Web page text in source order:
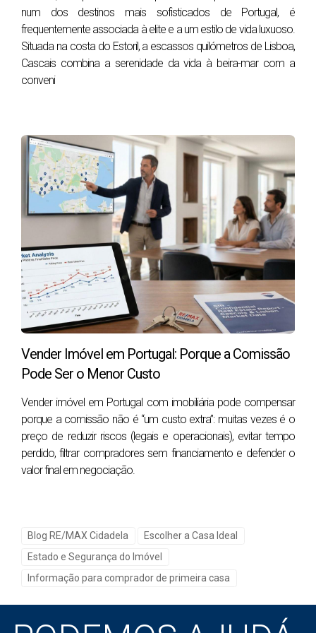
Sinais de problema:
Água acumulada
Erosão
3- A fachada exterior está em boas condições?
A fachada exterior é a primeira impressão da casa.
Inspecione a pintura, a integridade das paredes e
qualquer sinal de danos causados por condições
climáticas. Uma fachada bem cuidada indica uma
manutenção constante e preventiva.
Sinais de problema:
Desgaste excessivo da pintura
Fissuras
Mofo ou algas
4- Como está o telhado?
O estado do telhado é fundamental. Olhe para o
telhado de diferentes ângulos e, se possível, suba
para uma inspeção mais detalhada. Procure sinais de
em infiltrações e outros problemas caros no futuro.
Sinais de problema:
Telhas soltas ou quebradas
Infiltrações no interior
Acumulação de detritos
num dos destinos mais sofisticados de Portugal, é
frequentemente associada à elite e a um estilo de vida luxuoso.
Situada na costa do Estoril, a escassos quilómetros de Lisboa,
Cascais combina a serenidade da vida à beira-mar com a
conveni
Vender Imóvel em Portugal: Porque a Comissão
Pode Ser o Menor Custo
Vender imóvel em Portugal com imobiliária pode compensar
porque a comissão não é “um custo extra”: muitas vezes é o
preço de reduzir riscos (legais e operacionais), evitar tempo
perdido, filtrar compradores sem financiamento e defender o
valor final em negociação.
Blog RE/MAX Cidadela
Escolher a Casa Ideal
Estado e Segurança do Imóvel
Informação para comprador de primeira casa